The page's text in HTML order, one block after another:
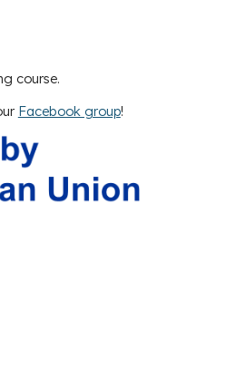
course.
Facebook group!